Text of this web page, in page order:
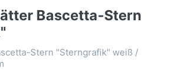
Bascetta-Stern
Stern "Sterngrafik" weiß /